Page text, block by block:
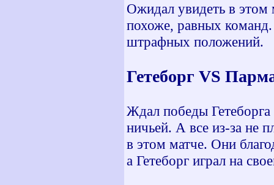
Ожидал увидеть в этом
похоже, равных
штрафных положений.
Гетеборг VS
Ждал победы Гетеборга
ничьей. А все из-за не
в этом матче. Они
а Гетеборг играл на